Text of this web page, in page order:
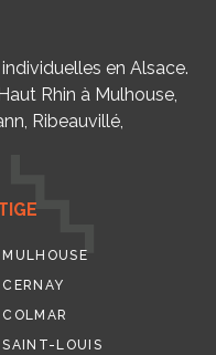
en Alsace.
Rhin à Mulhouse,
Ribeauvillé,
LOUIS